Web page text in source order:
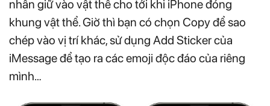
nhấn giữ vào vật thể cho tới khi iPhone đóng
khung vật thể. Giờ thì bạn có chọn Copy để sao
chép vào vị trí khác, sử dụng Add Sticker của
iMessage để tạo ra các emoji độc đáo của riêng
mình…